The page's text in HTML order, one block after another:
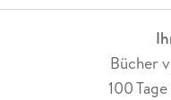
Bücher
100